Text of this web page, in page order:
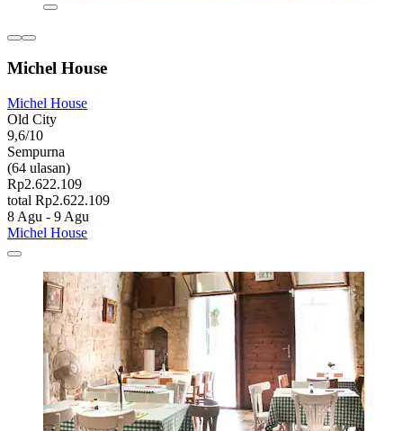
Michel House
Michel House
Old City
9,6/10
Sempurna
(64 ulasan)
Rp2.622.109
total Rp2.622.109
8 Agu - 9 Agu
Michel House